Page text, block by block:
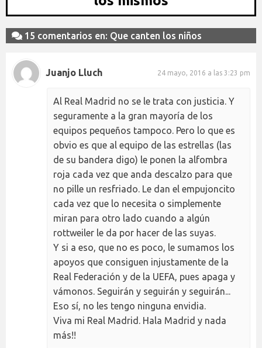
15 comentarios en: Que canten los niños
Juanjo Lluch 24 mayo, 2016 a las 3:23 pm
Al Real Madrid no se le trata con justicia. Y
seguramente a la gran mayoría de los
equipos pequeños tampoco. Pero lo que es
obvio es que al equipo de las estrellas (las
de su bandera digo) le ponen la alfombra
roja cada vez que anda descalzo para que
no pille un resfriado. Le dan el empujoncito
cada vez que lo necesita o simplemente
miran para otro lado cuando a algún
rottweiler le da por hacer de las suyas.
Y si a eso, que no es poco, le sumamos los
apoyos que consiguen injustamente de la
Real Federación y de la UEFA, pues apaga y
vámonos. Seguirán y seguirán y seguirán...
Eso sí, no les tengo ninguna envidia.
Viva mi Real Madrid. Hala Madrid y nada
más!!